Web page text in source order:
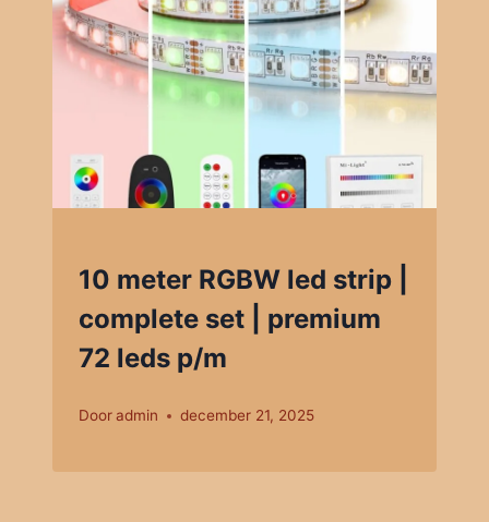
10 meter RGBW led strip |
complete set | premium
72 leds p/m
Dooradmin december 21, 2025